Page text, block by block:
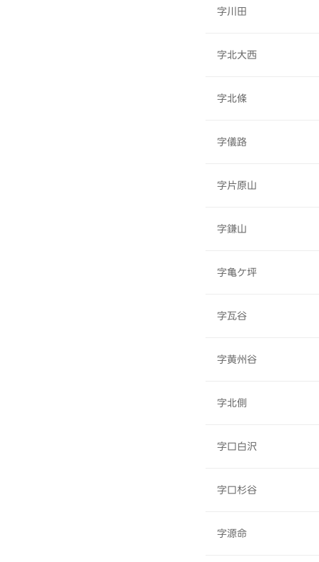
字川田
字北大西
字北條
字儀路
字片原山
字鎌山
字亀ケ坪
字瓦谷
字黄州谷
字北側
字口白沢
字口杉谷
字源命